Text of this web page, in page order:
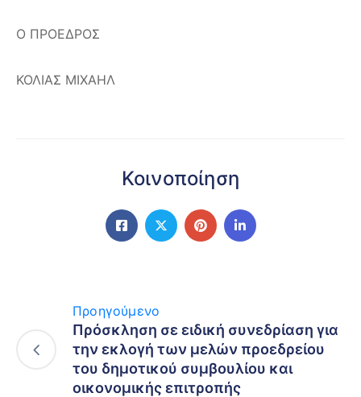
Ο ΠΡΟΕΔΡΟΣ
ΚΟΛΙΑΣ ΜΙΧΑΗΛ
Κοινοποίηση
Προηγούμενο
Πρόσκληση σε ειδική συνεδρίαση για
την εκλογή των μελών προεδρείου
του δημοτικού συμβουλίου και
οικονομικής επιτροπής